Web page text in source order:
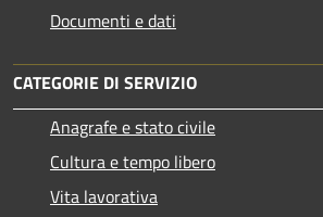
Documenti e dati
CATEGORIE DI SERVIZIO
Anagrafe e stato civile
Cultura e tempo libero
Vita lavorativa